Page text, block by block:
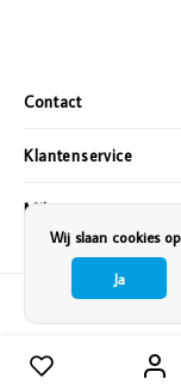
Contact
Klantenservice
Mijn account
Vergelijk producten
Wij slaan cookies
Ja